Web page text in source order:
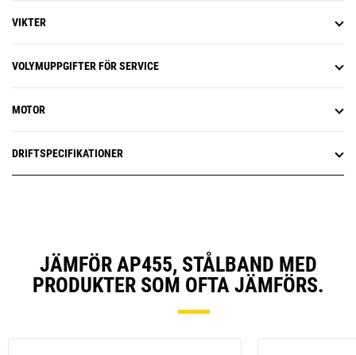
VIKTER
VOLYMUPPGIFTER FÖR SERVICE
MOTOR
DRIFTSPECIFIKATIONER
JÄMFÖR AP455, STÅLBAND MED
PRODUKTER SOM OFTA JÄMFÖRS.